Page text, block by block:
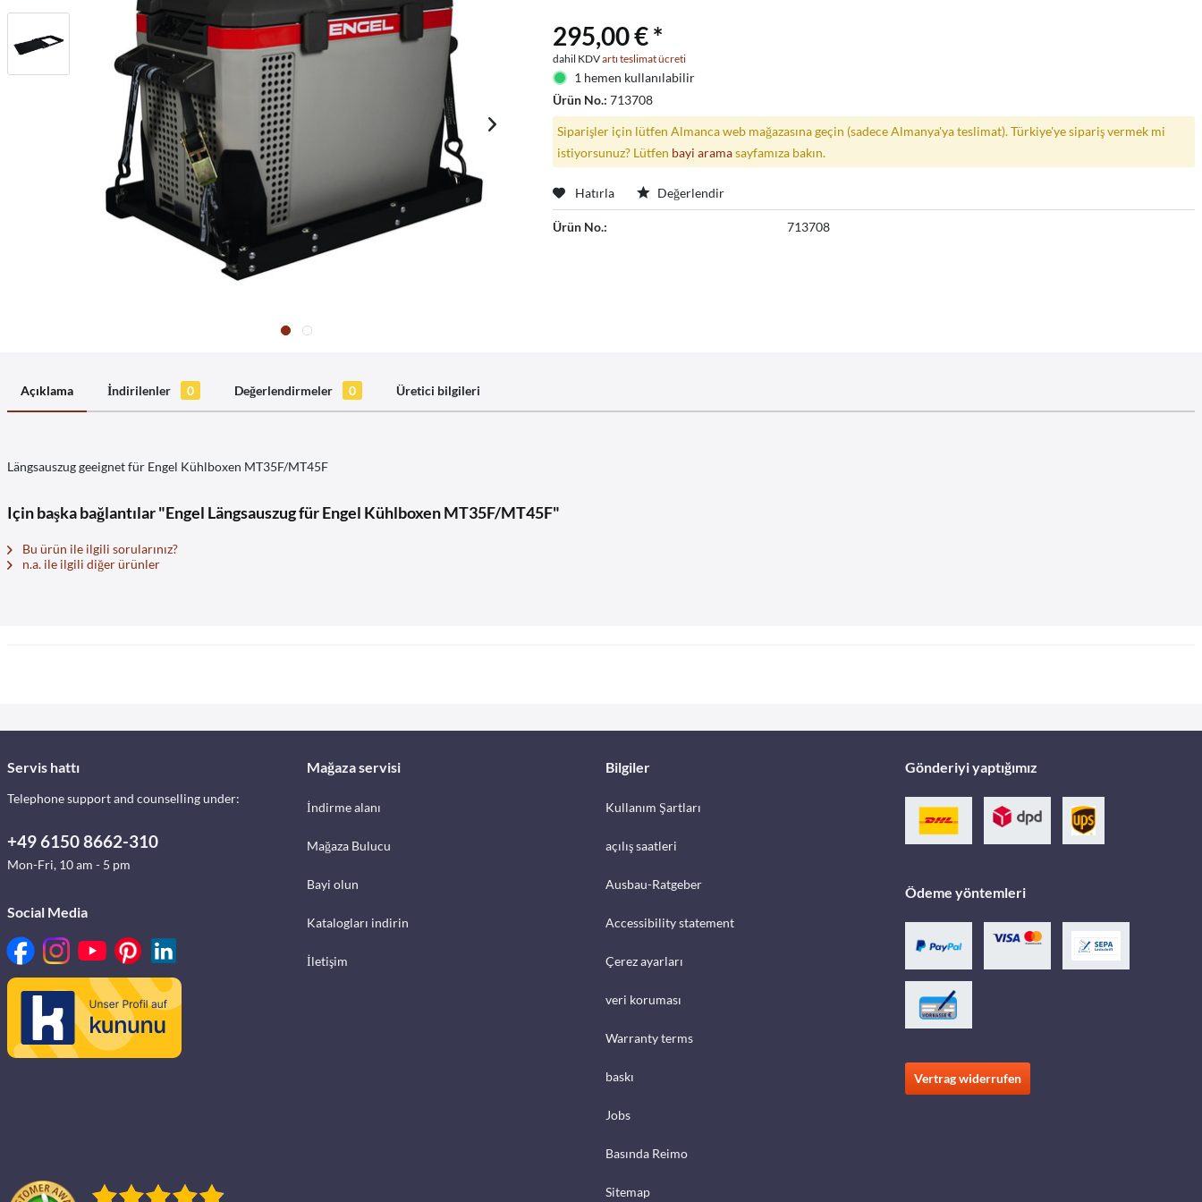
295,00 € *
dahil KDVartı teslimat ücreti
1 hemen kullanılabilir
Ürün No.:713708
Siparişler için lütfen Almanca web mağazasına geçin (sadece Almanya'ya teslimat). Türkiye'ye sipariş vermek mi
istiyorsunuz? Lütfen bayi aramasayfamıza bakın.
Hatırla Değerlendir
Ürün No.: 713708
Açıklama İndirilenler 0 Değerlendirmeler 0 Üretici bilgileri
Längsauszug geeignet für Engel Kühlboxen MT35F/MT45F
Için başka bağlantılar "Engel Längsauszug für Engel Kühlboxen MT35F/MT45F"
Bu ürün ile ilgili sorularınız?
n.a. ile ilgili diğer ürünler
Servis hattı
Telephone support and counselling under:
+49 6150 8662-310
Mon-Fri, 10 am - 5 pm
Social Media
Mağaza servisi
İndirme alanı
Mağaza Bulucu
Bayi olun
Katalogları indirin
İletişim
Bilgiler
Kullanım Şartları
açılış saatleri
Ausbau-Ratgeber
Accessibility statement
Çerez ayarları
veri koruması
Warranty terms
baskı
Jobs
Basında Reimo
Sitemap
Gönderiyi yaptığımız
Ödeme yöntemleri
Vertrag widerrufen